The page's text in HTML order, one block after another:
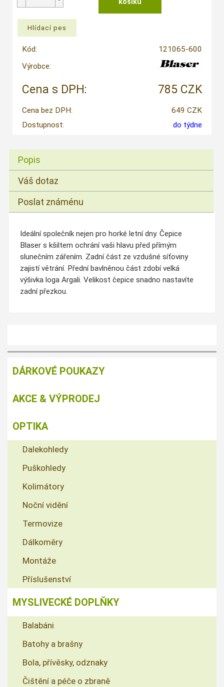
Kód:
121065-600
Výrobce:
Cena s DPH: 785 CZK
Cena bez DPH:
649 CZK
Dostupnost:
do týdne
Popis
Váš dotaz
Poslat známénu
Ideální společník nejen pro horké letní dny. Čepice
Blaser s kšiltem ochrání vaši hlavu před přímým
slunečním zářením. Zadní část ze vzdušné síťoviny
zajistí větrání. Přední bavlněnou část zdobí velká
výšivka loga Argali. Velikost čepice snadno nastavíte
zadní přezkou.
DÁRKOVÉ POUKAZY
AKCE & VÝPRODEJ
OPTIKA
Dalekohledy
Puškohledy
Kolimátory
Noční vidění
Termovize
Dálkoměry
Montáže
Příslušenství
MYSLIVECKÉ DOPLŇKY
Balabáni
Batohy a brašny
Bola, přívěsky, odznaky
Čištění a péče o zbraně